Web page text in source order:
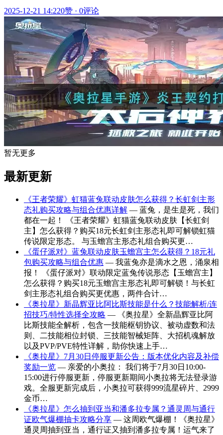
2025-12-21 14:220赞 · 0评论
暂无更多
最新更新
《王者荣耀》虹猫蓝兔联动皮肤怎么获得？长虹剑主形
态礼购买攻略与组合优惠详解 — 蓝兔，是生是死，我们
都在一起！ 《王者荣耀》虹猫蓝兔联动皮肤【长虹剑
主】怎么获得？购买18元长虹剑主形态礼即可解锁虹猫
传说限定形态。 与玉蟾宫主形态礼组合购买更…
《蛋仔派对》蓝兔联动皮肤玉蟾宫主怎么获得？18元礼
包购买攻略与组合优惠 — 我蓝兔亦是滴水之恩，涌泉相
报！ 《蛋仔派对》联动限定蓝兔传说形态【玉蟾宫主】
怎么获得？购买18元玉蟾宫主形态礼即可解锁！与长虹
剑主形态礼组合购买更优惠，两件合计…
《奥拉星》新晶辉亚比阿比斯技能是什么？技能解析/连
招技巧/特性选择全攻略 — 《奥拉星》全新晶辉亚比阿
比斯技能全解析，包含一技能枢钥协议、被动虚数和法
则、二技能相位封锁、三技能智械矩阵、大招机魂解放
以及PVP/PVE特性详解，助你快速上手…
《奥拉星》7月30日停服更新公告：版本优化内容及补偿
奖励一览 — 亲爱的小奥拉： 我们将于7月30日10:00-
15:00进行停服更新，停服更新期间小奥拉将无法登录游
戏。全服更新完成后，小奥拉可获得999流星碎片、2999
金币…
《奥拉星》怎么抽到亚当和潘多拉专属？通灵周与通行
证欧气爆棚抽卡攻略分享 — 这周欧气爆棚！《奥拉星》
通灵周抽到亚当，通行证又抽到潘多拉专属！运气来了